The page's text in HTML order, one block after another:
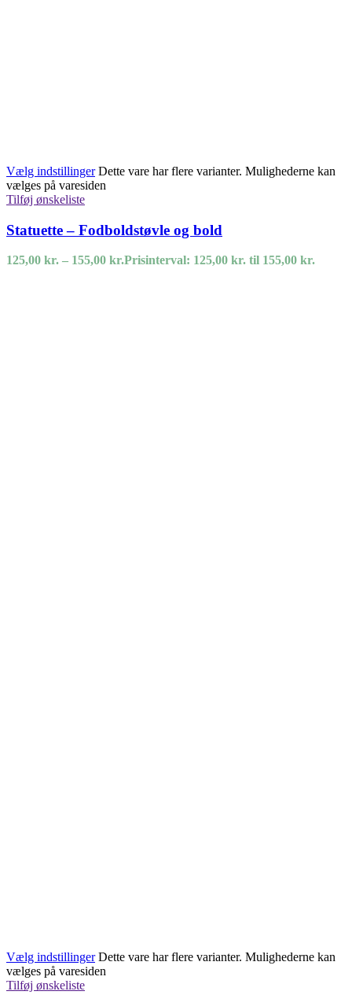
Vælg indstillinger Dette vare har flere varianter. Mulighederne kan
vælges på varesiden
Tilføj ønskeliste
Statuette – Fodboldstøvle og bold
125,00 kr. – 155,00 kr.Prisinterval: 125,00 kr. til 155,00 kr.
Vælg indstillinger Dette vare har flere varianter. Mulighederne kan
vælges på varesiden
Tilføj ønskeliste